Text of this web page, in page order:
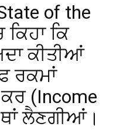
of the
ਕਿ
ਕੀਤੀਆਂ
ਰਕਮਾਂ
(Income
ਥਾਂ ਲੈਣਗੀਆਂ।